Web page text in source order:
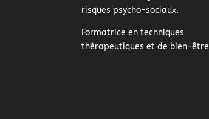
risques psycho-sociaux.
Formatrice en techniques
thérapeutiques et de bien-être